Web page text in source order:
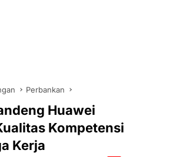
Perbankan
Huawei
Kompetensi
Kerja